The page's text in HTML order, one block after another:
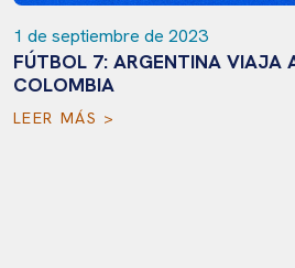
1 de septiembre de 2023
FÚTBOL 7: ARGENTINA VIAJA
COLOMBIA
LEER MÁS >